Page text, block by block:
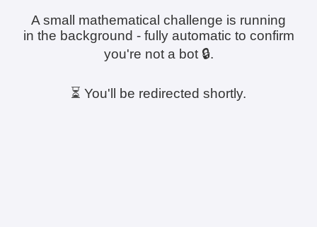
A small mathematical challenge is running
in the background - fully automatic to confirm
you're not a bot 🔒.
⏳ You'll be redirected shortly.